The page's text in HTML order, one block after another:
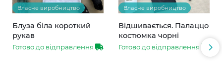
Власне виробництво
Блуза біла короткий
рукав
Готово до відправлення
Власне виробництво
Відшивається. Палаццо
костюмка чорні
Готово до відправлення